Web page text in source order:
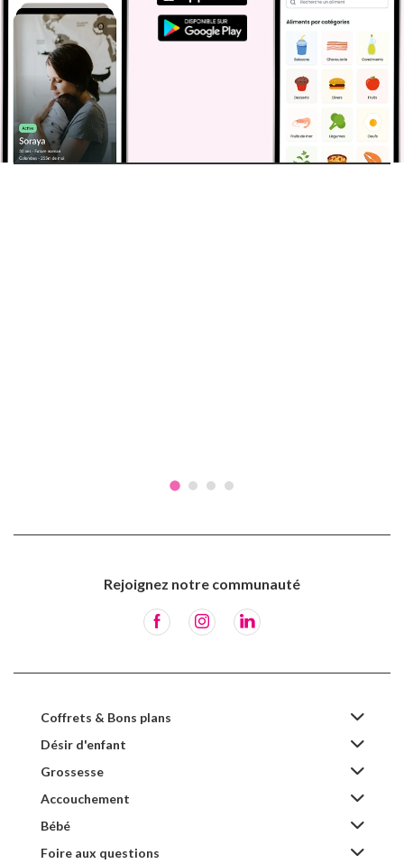
Rejoignez notre communauté
Coffrets & Bons plans
Désir d'enfant
Grossesse
Accouchement
Bébé
Foire aux questions